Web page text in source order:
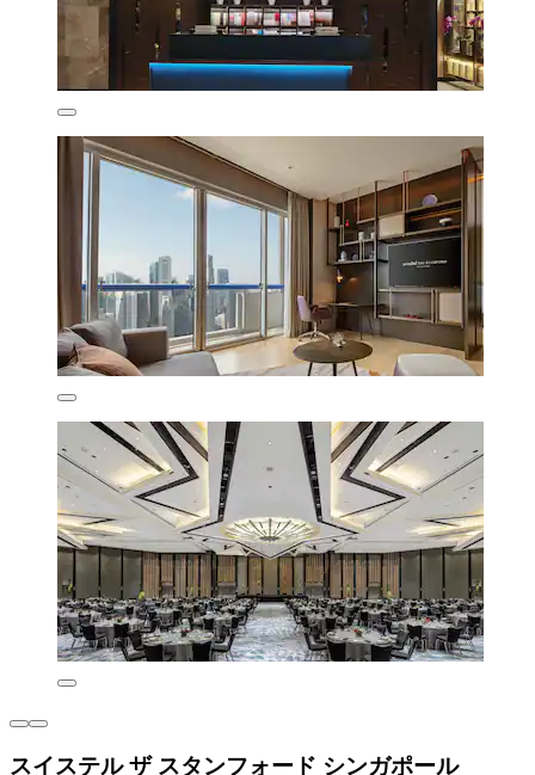
スイステル ザ スタンフォード シンガポール